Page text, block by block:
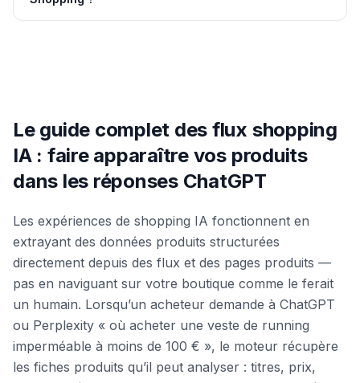
Le guide complet des flux shopping
IA : faire apparaître vos produits
dans les réponses ChatGPT
Les expériences de shopping IA fonctionnent en
extrayant des données produits structurées
directement depuis des flux et des pages produits —
pas en naviguant sur votre boutique comme le ferait
un humain. Lorsqu’un acheteur demande à ChatGPT
ou Perplexity « où acheter une veste de running
imperméable à moins de 100 € », le moteur récupère
les fiches produits qu’il peut analyser : titres, prix,